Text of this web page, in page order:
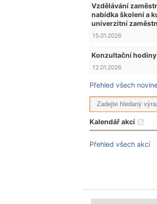
Vzdělávání
nabídka školení a
univerzitní
15.01.2026
Konzultační
12.01.2026
Přehled všech
Kalendář akcí
Přehled všech akcí